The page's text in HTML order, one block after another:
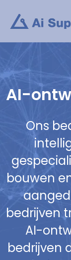
inhoud
AI-
Ons
bouwen
bedrijven
AI-
bedrijven